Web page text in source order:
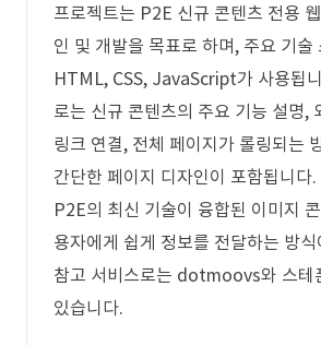
프로젝트는 P2E 신규 콘텐츠 전용
인 및 개발을 목표로 하며, 주요 기술
HTML, CSS, JavaScript가 사용됩
로는 신규 콘텐츠의 주요 기능 설명,
링크 연결, 전체 페이지가 롤링되는
간단한 페이지 디자인이 포함됩니다
P2E의 최신 기술이 융합된 이미지
용자에게 쉽게 정보를 전달하는 방
참고 서비스로는 dotmoovs와 스테
있습니다.